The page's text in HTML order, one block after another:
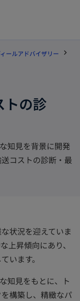
ールアドバイザリー
トの診
知見を背景に開発
コストの診断・最
状況を迎えていま
上昇傾向にあり、
います。
知見をもとに、ト
構築し、精緻なパ